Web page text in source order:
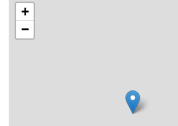
med sin foodtruck och Krögaren
baren öppen. En dag att njuta av helt
+
−